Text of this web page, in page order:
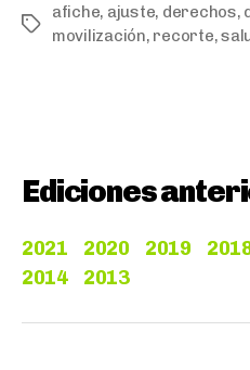
Tags
afiche, ajuste, derechos,
movilización, recorte,
Ediciones
2021 2020 2019
2014
2013